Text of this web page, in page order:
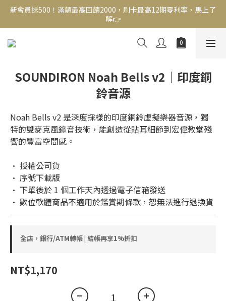
新會員送500！滿額最高回饋2000，刷卡最高12期零利率，馬上了
解👉
新會員送500！滿額最高回饋2000，刷卡最高12期零利率，馬上了
解👉
結帳頁選zingala銀角零卡分期，輕鬆打包
解👉
SOUNDIRON Noah Bells v2｜印度銅
鈴音源
Noah Bells v2 是深度採樣的印度銅鈴虛擬樂器音源，獨
特的雙麥克風錄音技術，能創造從貼耳細節到宏偉教堂殘
響的豐富空間感。
• 授權公司貨
• 序號下載版
• 下單後於 1 個工作天內透過電子信箱發送
• 數位軟體商品不適用於鑑賞期條款，恕無法進行退換貨
全店，銀行/ATM轉帳 | 結帳再享1%折扣
NT$1,170